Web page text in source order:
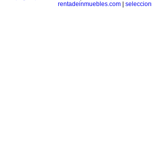
rentadeinmuebles.com|